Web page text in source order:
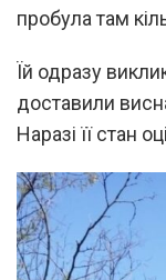
пробула там
Їй одразу
доставили
Наразі її стан